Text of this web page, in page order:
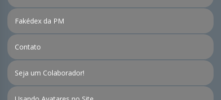
Fakédex da PM
Contato
Seja um Colaborador!